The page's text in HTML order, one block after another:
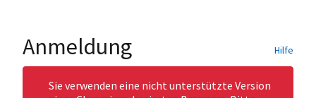
Anmeldung Hilfe
Sie verwenden eine nicht unterstützte Version